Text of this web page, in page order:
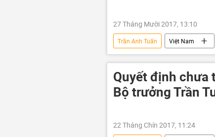
27 Tháng Mười 2017, 13:10
Trần Anh Tuấn Việt Nam
Khaisilk
lụa
Quyết định chưa
Bộ trưởng Trần
22 Tháng Chín 2017, 11:24